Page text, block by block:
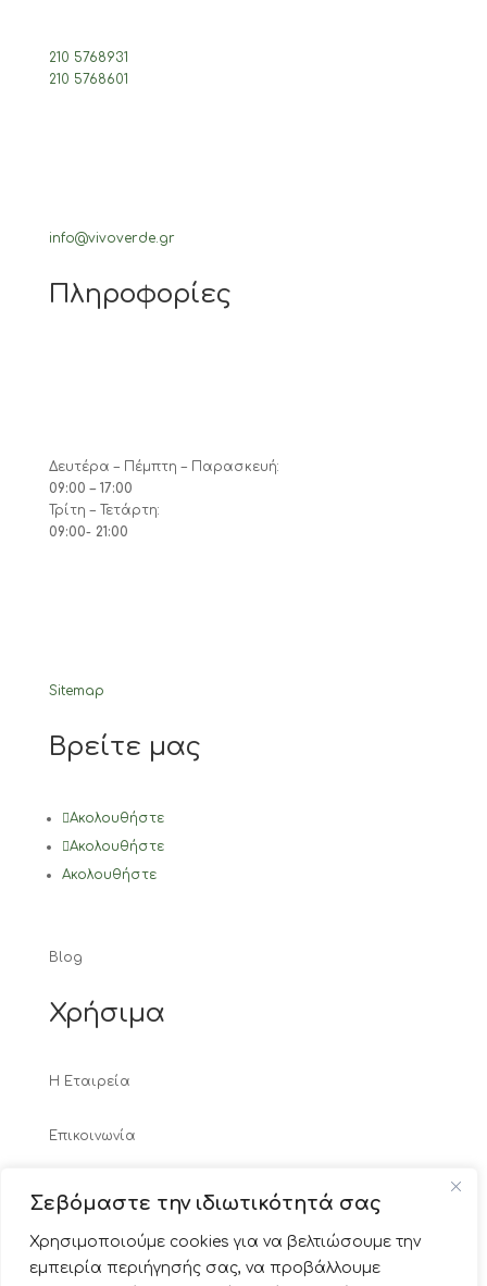
Σεβόμαστε την ιδιωτικότητά σας
Χρησιμοποιούμε cookies για να βελτιώσουμε την
εμπειρία περιήγησής σας, να προβάλλουμε
210 5768931
210 5768601
info@vivoverde.gr
Πληροφορίες
Δευτέρα – Πέμπτη – Παρασκευή:
09:00 – 17:00
Τρίτη – Τετάρτη:
09:00- 21:00
Sitemap
Βρείτε μας
Ακολουθήστε
Ακολουθήστε
Ακολουθήστε
Blog
Χρήσιμα
Η Εταιρεία
Επικοινωνία
Τρόποι Πληρωμής
Τρόποι Αποστολής